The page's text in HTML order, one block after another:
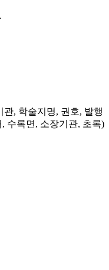
, 학술지명, 권호, 발행
수록면, 소장기관, 초록)